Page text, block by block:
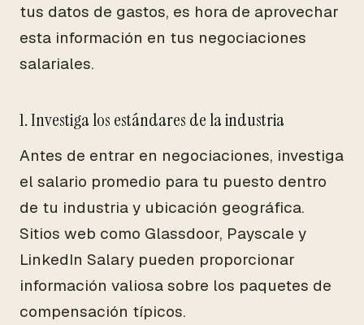
tus datos de gastos, es hora de aprovechar
esta información en tus negociaciones
salariales.
1. Investiga los estándares de la industria
Antes de entrar en negociaciones, investiga
el salario promedio para tu puesto dentro
de tu industria y ubicación geográfica.
Sitios web como Glassdoor, Payscale y
LinkedIn Salary pueden proporcionar
información valiosa sobre los paquetes de
compensación típicos.